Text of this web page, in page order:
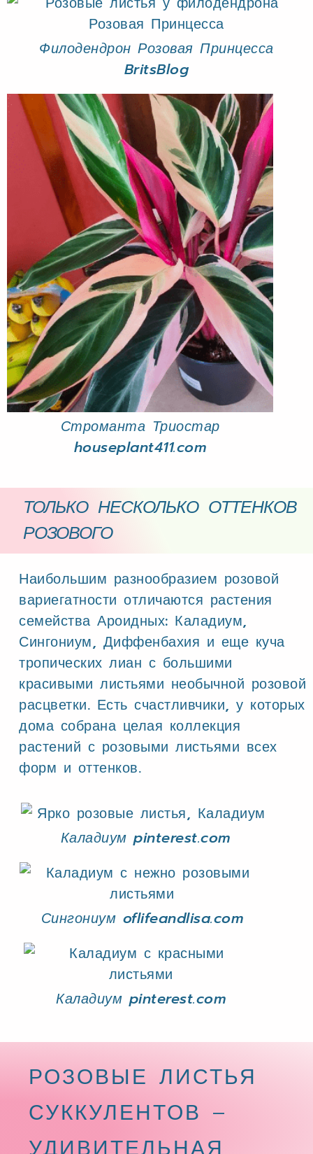
Филодендрон Розовая Принцесса
BritsBlog
Строманта Триостар
houseplant411.com
ТОЛЬКО НЕСКОЛЬКО ОТТЕНКОВ
РОЗОВОГО
Наибольшим разнообразием розовой
вариегатности отличаются растения
семейства Ароидных: Каладиум,
Сингониум, Диффенбахия и еще куча
тропических лиан с большими
красивыми листьями необычной розовой
расцветки. Есть счастливчики, у которых
дома собрана целая коллекция
растений с розовыми листьями всех
форм и оттенков.
Каладиум pinterest.com
Сингониум oflifeandlisa.com
Каладиум pinterest.com
РОЗОВЫЕ ЛИСТЬЯ
СУККУЛЕНТОВ –